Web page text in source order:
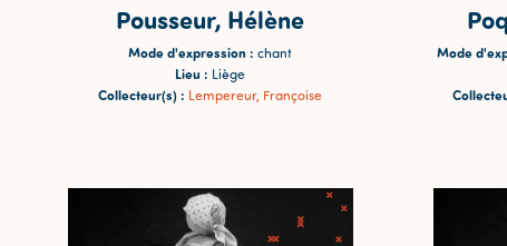
Pousseur, Hélène
Mode d'expression : chant
Lieu : Liège
Collecteur(s) : Lempereur, Françoise
Mode